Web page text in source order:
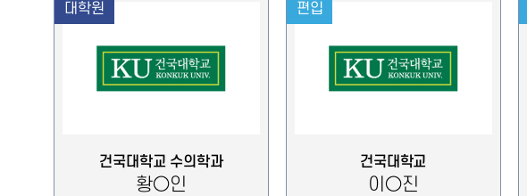
대학원
건국대학교 수의학과
황○인
편입
건국대학교
이○진